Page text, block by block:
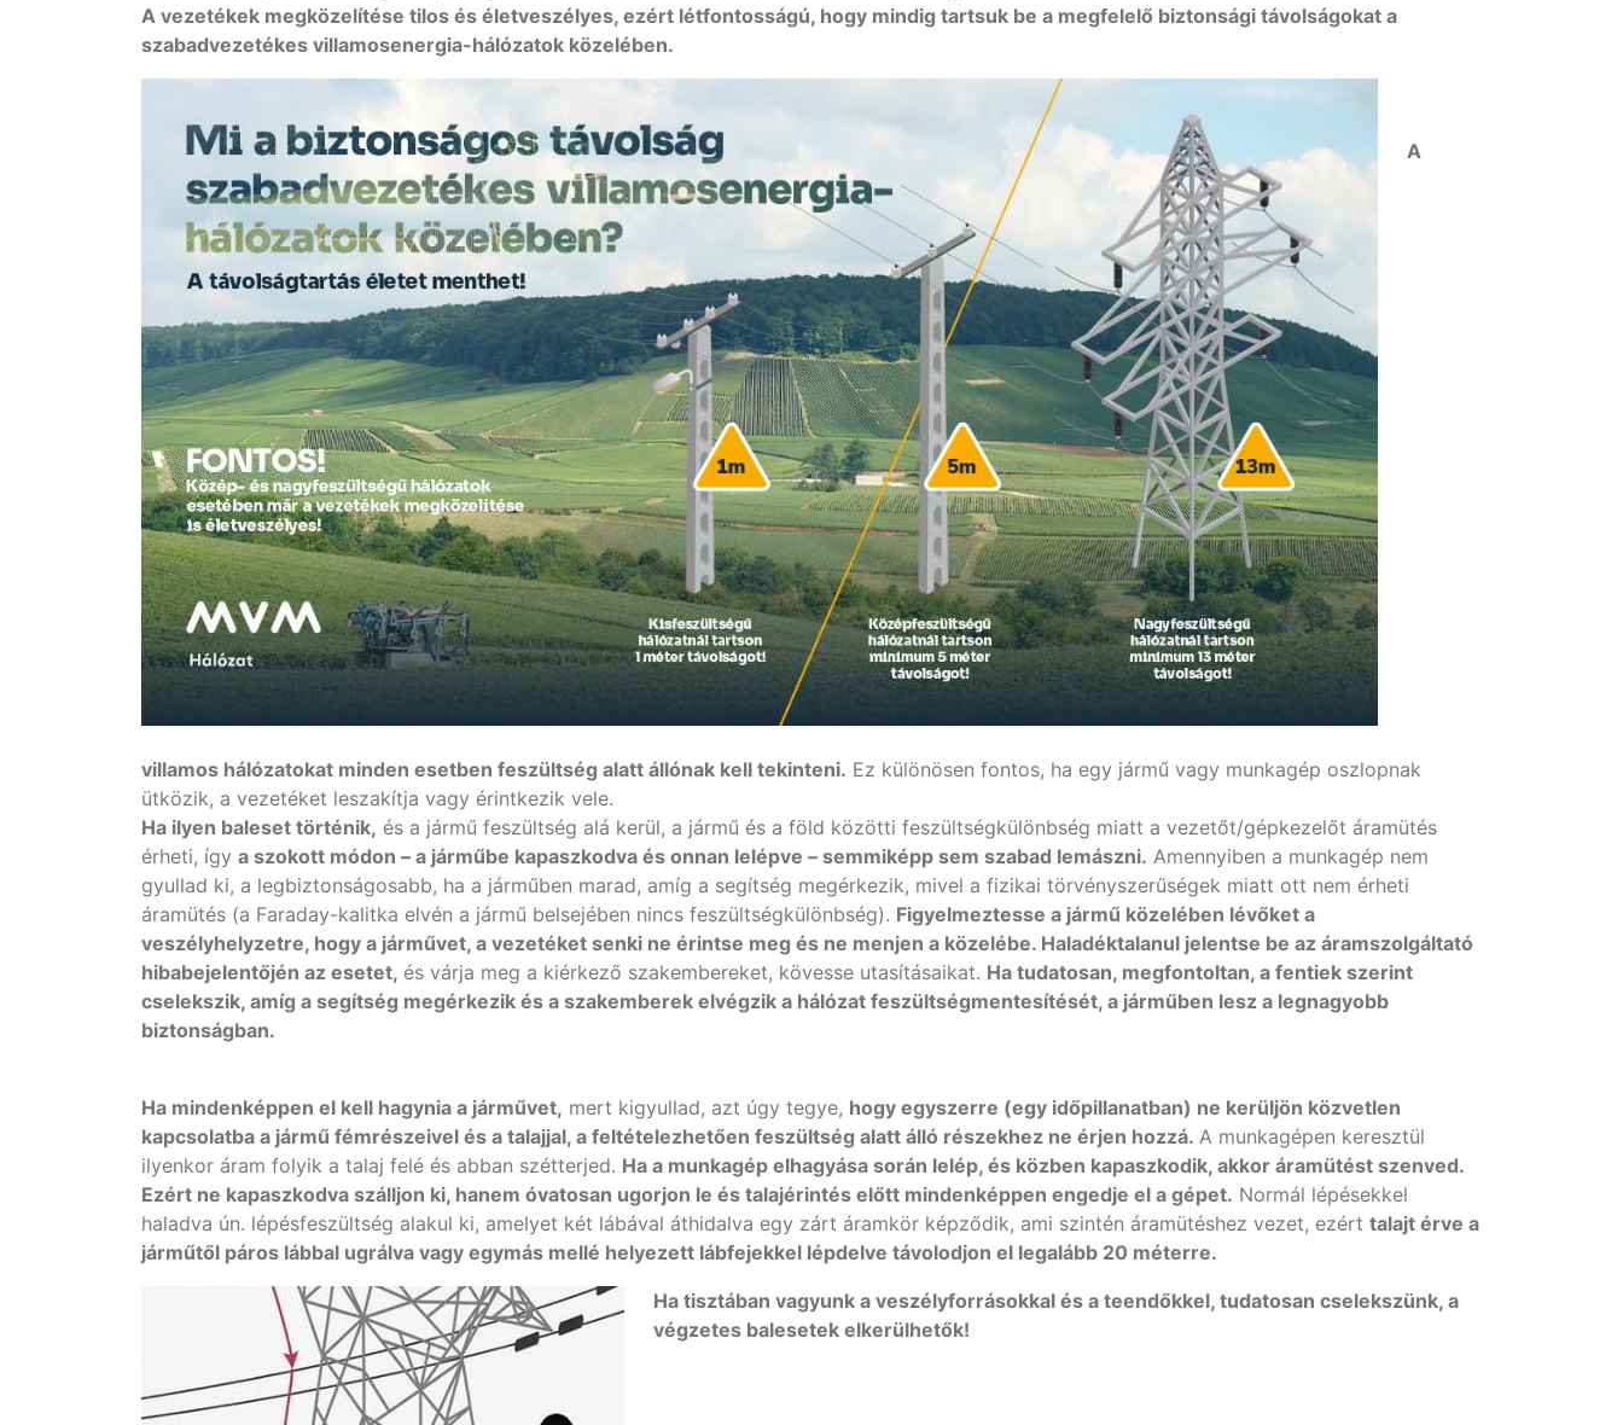
A vezetékek megközelítése tilos és életveszélyes, ezért létfontosságú, hogy mindig tartsuk be a megfelelő biztonsági távolságokat a
szabadvezetékes villamosenergia-hálózatok közelében.
A
villamos hálózatokat minden esetben feszültség alatt állónak kell tekinteni. Ez különösen fontos, ha egy jármű vagy munkagép oszlopnak
ütközik, a vezetéket leszakítja vagy érintkezik vele.
Ha ilyen baleset történik, és a jármű feszültség alá kerül, a jármű és a föld közötti feszültségkülönbség miatt a vezetőt/gépkezelőt áramütés
érheti, így a szokott módon – a járműbe kapaszkodva és onnan lelépve – semmiképp sem szabad lemászni. Amennyiben a munkagép nem
gyullad ki, a legbiztonságosabb, ha a járműben marad, amíg a segítség megérkezik, mivel a fizikai törvényszerűségek miatt ott nem érheti
áramütés (a Faraday-kalitka elvén a jármű belsejében nincs feszültségkülönbség). Figyelmeztesse a jármű közelében lévőket a
veszélyhelyzetre, hogy a járművet, a vezetéket senki ne érintse meg és ne menjen a közelébe. Haladéktalanul jelentse be az áramszolgáltató
hibabejelentőjén az esetet, és várja meg a kiérkező szakembereket, kövesse utasításaikat. Ha tudatosan, megfontoltan, a fentiek szerint
cselekszik, amíg a segítség megérkezik és a szakemberek elvégzik a hálózat feszültségmentesítését, a járműben lesz a legnagyobb
biztonságban.
Ha mindenképpen el kell hagynia a járművet, mert kigyullad, azt úgy tegye, hogy egyszerre (egy időpillanatban) ne kerüljön közvetlen
kapcsolatba a jármű fémrészeivel és a talajjal, a feltételezhetően feszültség alatt álló részekhez ne érjen hozzá. A munkagépen keresztül
ilyenkor áram folyik a talaj felé és abban szétterjed. Ha a munkagép elhagyása során lelép, és közben kapaszkodik, akkor áramütést szenved.
Ezért ne kapaszkodva szálljon ki, hanem óvatosan ugorjon le és talajérintés előtt mindenképpen engedje el a gépet. Normál lépésekkel
haladva ún. lépésfeszültség alakul ki, amelyet két lábával áthidalva egy zárt áramkör képződik, ami szintén áramütéshez vezet, ezért talajt érve a
járműtől páros lábbal ugrálva vagy egymás mellé helyezett lábfejekkel lépdelve távolodjon el legalább 20 méterre.
Ha tisztában vagyunk a veszélyforrásokkal és a teendőkkel, tudatosan cselekszünk, a
végzetes balesetek elkerülhetők!